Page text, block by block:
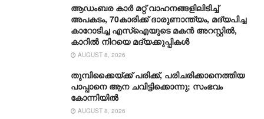
ആഡംബര കാര്‍ മറ്റ് വാഹനങ്ങളിലിടിച്ച്
അപകടം, 70കാരിക്ക് ദാരുണാന്ത്യം, മദ്യപിച്ച
കാറോടിച്ച എസ്ഐയുടെ മകന്‍ അറസ്റ്റില്‍,
കാറില്‍ നിറയെ മദ്യക്കുപ്പികള്‍
AUGUST 8, 2026
തുമ്പിക്കൈയ്ക്ക് പരിക്ക്, പരിചരിക്കാനെത്തിയ
പാപ്പാനെ ആന ചവിട്ടിക്കൊന്നു; സംഭവം
കോന്നിയിൽ
AUGUST 8, 2026